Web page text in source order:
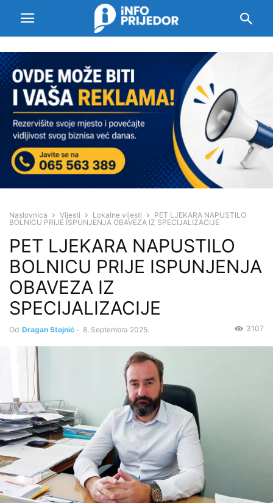
Naslovnica Vijesti Lokalne vijesti
PET LJEKARA NAPUSTILO
BOLNICU PRIJE ISPUNJENJA OBAVEZA IZ SPECIJALIZACIJE
PET LJEKARA NAPUSTILO
BOLNICU PRIJE ISPUNJENJA
OBAVEZA IZ
SPECIJALIZACIJE
Od Dragan Stojnić - 8. Septembra 2025. 3107